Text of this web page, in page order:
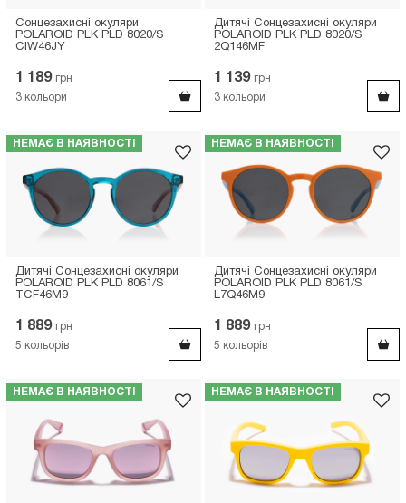
Сонцезахисні окуляри
POLAROID PLK PLD 8020/S
CIW46JY
1 189 грн
3 кольори
Дитячі Сонцезахисні окуляри
POLAROID PLK PLD 8020/S
2Q146MF
1 139 грн
3 кольори
НЕМАЄ В НАЯВНОСТІ
Дитячі Сонцезахисні окуляри
POLAROID PLK PLD 8061/S
TCF46M9
1 889 грн
5 кольорів
НЕМАЄ В НАЯВНОСТІ
Дитячі Сонцезахисні окуляри
POLAROID PLK PLD 8061/S
L7Q46M9
1 889 грн
5 кольорів
НЕМАЄ В НАЯВНОСТІ НЕМАЄ В НАЯВНОСТІ